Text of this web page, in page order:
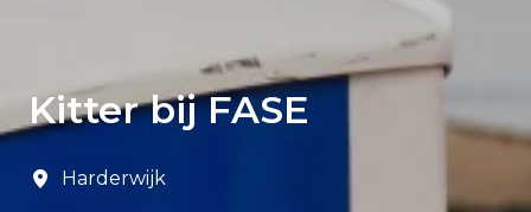
Kitter bij FASE
Harderwijk